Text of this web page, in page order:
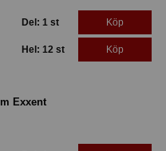
Del: 1 st Köp
Hel: 12 st Köp
Exxent